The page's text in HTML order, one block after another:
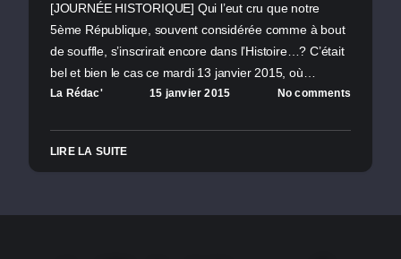
[JOURNÉE HISTORIQUE] Qui l’eut cru que notre
5ème République, souvent considérée comme à bout
de souffle, s’inscrirait encore dans l’Histoire…? C’était
bel et bien le cas ce mardi 13 janvier 2015, où…
La Rédac' 15 janvier 2015 No comments
LIRE LA SUITE